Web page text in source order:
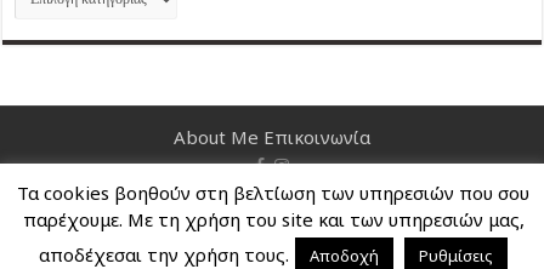
About Me Επικοινωνία
Nancy's Blog © Copyright 2026, All Rights Reserved
Τα cookies βοηθούν στη βελτίωση των υπηρεσιών που σου
παρέχουμε. Με τη χρήση του site και των υπηρεσιών μας,
αποδέχεσαι την χρήση τους.
Αποδοχή Ρυθμίσεις